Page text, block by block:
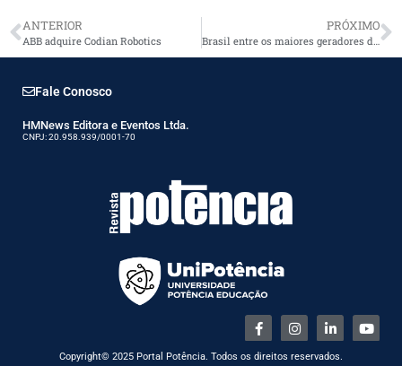
ANTERIOR
ABB adquire Codian Robotics
PRÓXIMO
Brasil entre os maiores geradores de empregos
Fale Conosco
HMNews Editora e Eventos Ltda.
CNPJ: 20.958.939/0001-70
Copyright© 2025 Portal Potência. Todos os direitos reservados.